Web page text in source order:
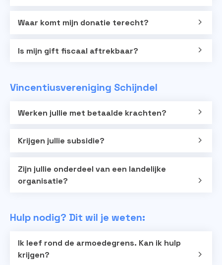
Waar komt mijn donatie terecht?
Is mijn gift fiscaal aftrekbaar?
Vincentiusvereniging Schijndel
Werken jullie met betaalde krachten?
Krijgen jullie subsidie?
Zijn jullie onderdeel van een landelijke
organisatie?
Hulp nodig? Dit wil je weten:
Ik leef rond de armoedegrens. Kan ik hulp
krijgen?